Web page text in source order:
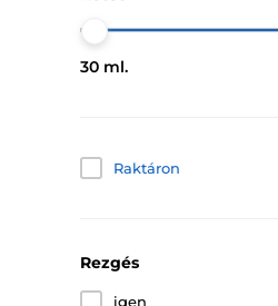
30 ml.
Raktáron
Rezgés
igen